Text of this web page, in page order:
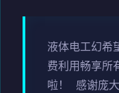
液体电工幻希
费利用畅享所
啦！ 感谢庞